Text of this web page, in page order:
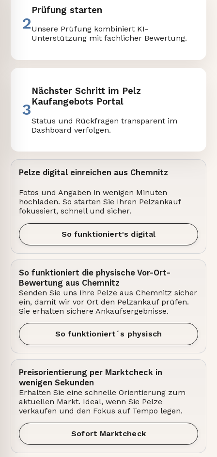
2
Prüfung starten
Unsere Prüfung kombiniert KI-
Unterstützung mit fachlicher Bewertung.
3
Nächster Schritt im Pelz
Kaufangebots Portal
Status und Rückfragen transparent im
Dashboard verfolgen.
Pelze digital einreichen aus Chemnitz
Fotos und Angaben in wenigen Minuten
hochladen. So starten Sie Ihren Pelzankauf
fokussiert, schnell und sicher.
So funktioniert's digital
So funktioniert die physische Vor-Ort-
Bewertung aus Chemnitz
Senden Sie uns Ihre Pelze aus Chemnitz sicher
ein, damit wir vor Ort den Pelzankauf prüfen.
Sie erhalten sichere Ankaufsergebnisse.
So funktioniert´s physisch
Preisorientierung per Marktcheck in
wenigen Sekunden
Erhalten Sie eine schnelle Orientierung zum
aktuellen Markt. Ideal, wenn Sie Pelze
verkaufen und den Fokus auf Tempo legen.
Sofort Marktcheck